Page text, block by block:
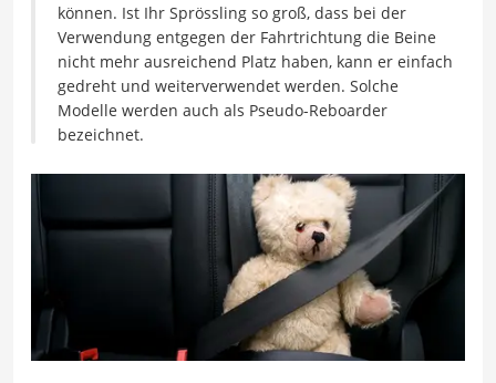
können. Ist Ihr Sprössling so groß, dass bei der
Verwendung entgegen der Fahrtrichtung die Beine
nicht mehr ausreichend Platz haben, kann er einfach
gedreht und weiterverwendet werden. Solche
Modelle werden auch als Pseudo-Reboarder
bezeichnet.